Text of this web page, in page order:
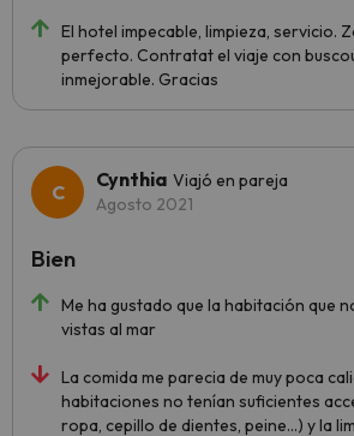
El hotel impecable, limpieza, servicio.
perfecto. Contratat el viaje con
inmejorable. Gracias
Cynthia Viajó en pareja
Agosto 2021
Me ha gustado que la habitación que
vistas al mar
La comida me parecia de muy poca
habitaciones no tenían suficientes
ropa, cepillo de dientes, peine…) y la
Bien